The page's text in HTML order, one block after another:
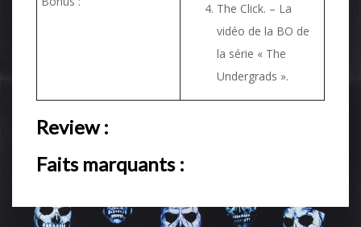
The Click. – La
vidéo de la BO de
la série « The
Undergrads ».
Review :
Faits marquants :